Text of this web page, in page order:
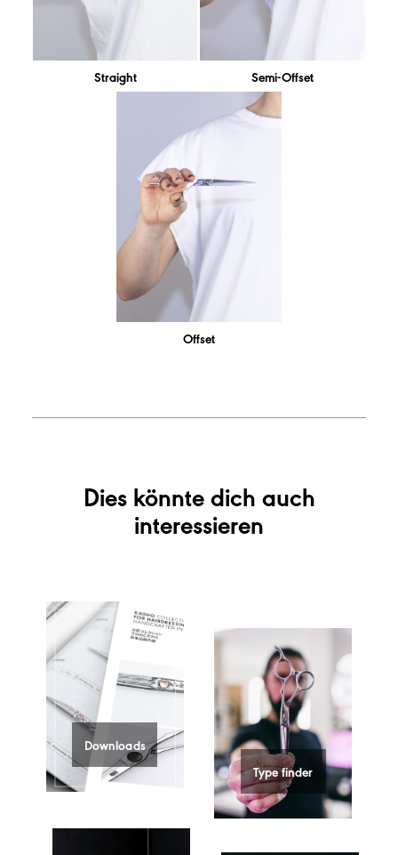
Straight Semi-Offset
Offset
Dies könnte dich auch
interessieren
Downloads
Type finder